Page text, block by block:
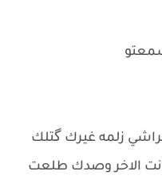
زلمه غيرك گتلك
الاخر وصدك طلعت